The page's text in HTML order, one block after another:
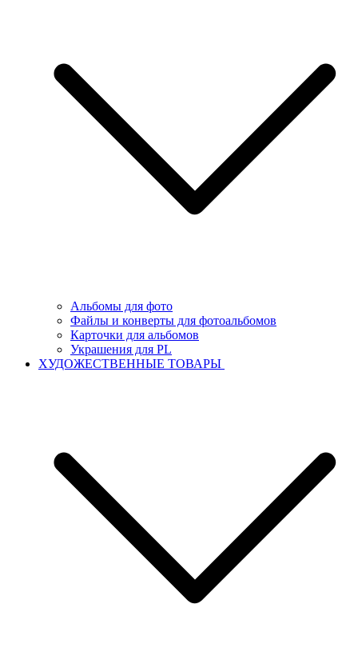
Альбомы для фото
Файлы и конверты для фотоальбомов
Карточки для альбомов
Украшения для PL
ХУДОЖЕСТВЕННЫЕ ТОВАРЫ